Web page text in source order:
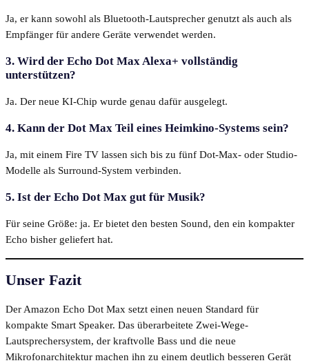
Ja, er kann sowohl als Bluetooth-Lautsprecher genutzt als auch als
Empfänger für andere Geräte verwendet werden.
3. Wird der Echo Dot Max Alexa+ vollständig
unterstützen?
Ja. Der neue KI-Chip wurde genau dafür ausgelegt.
4. Kann der Dot Max Teil eines Heimkino-Systems sein?
Ja, mit einem Fire TV lassen sich bis zu fünf Dot-Max- oder Studio-
Modelle als Surround-System verbinden.
5. Ist der Echo Dot Max gut für Musik?
Für seine Größe: ja. Er bietet den besten Sound, den ein kompakter
Echo bisher geliefert hat.
Unser Fazit
Der Amazon Echo Dot Max setzt einen neuen Standard für
kompakte Smart Speaker. Das überarbeitete Zwei-Wege-
Lautsprechersystem, der kraftvolle Bass und die neue
Mikrofonarchitektur machen ihn zu einem deutlich besseren Gerät